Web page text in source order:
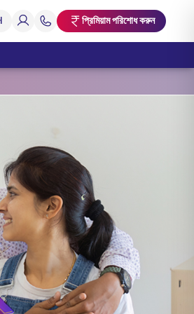
প্রিমিয়াম পরিশোধ করুন